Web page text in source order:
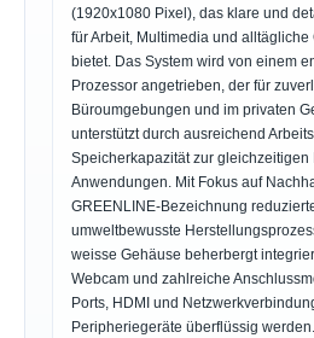
(1920x1080 Pixel), das klare und
für Arbeit, Multimedia und
bietet. Das System wird von einem
Prozessor angetrieben, der für
Büroumgebungen und im privaten
unterstützt durch ausreichend
Speicherkapazität zur
Anwendungen. Mit Fokus auf
GREENLINE-Bezeichnung
umweltbewusste
weisse Gehäuse beherbergt
Webcam und zahlreiche
Ports, HDMI und
Peripheriegeräte überflüssig